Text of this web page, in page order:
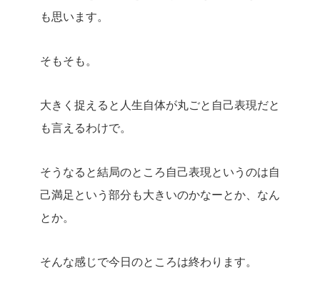
も思います。
そもそも。
大きく捉えると人生自体が丸ごと自己表現だと
も言えるわけで。
そうなると結局のところ自己表現というのは自
己満足という部分も大きいのかなーとか、なん
とか。
そんな感じで今日のところは終わります。